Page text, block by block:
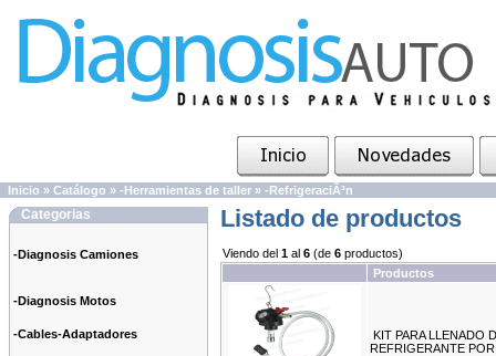
Inicio » Catálogo » -Herramientas de taller » -RefrigeraciÃ³n
Categorias
-Diagnosis Camiones
-Diagnosis Motos
-Cables-Adaptadores
Listado de productos
Viendo del 1 al 6 (de 6 productos)
Productos
KIT PARA LLENADO
REFRIGERANTE